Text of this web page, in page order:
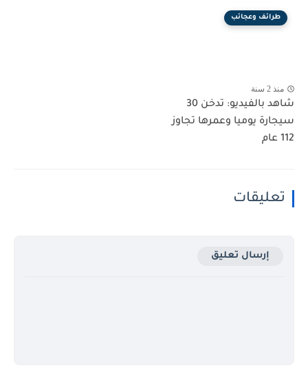
طرائف وعجائب
منذ 2 سنة
شاهد بالفيديو: تدخن 30
سيجارة يوميا وعمرها تجاوز
112 عام
تعليقات
إرسال تعليق